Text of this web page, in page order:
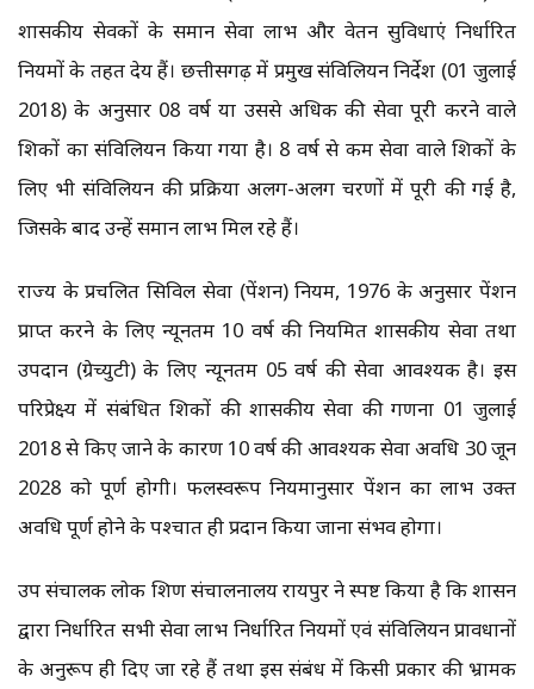
शासकीय सेवकों के समान सेवा लाभ और वेतन सुविधाएं निर्धारित
नियमों के तहत देय हैं। छत्तीसगढ़ में प्रमुख संविलियन निर्देश (01 जुलाई
2018) के अनुसार 08 वर्ष या उससे अधिक की सेवा पूरी करने वाले
शिक्षकों का संविलियन किया गया है। 8 वर्ष से कम सेवा वाले शिक्षकों के
लिए भी संविलियन की प्रक्रिया अलग-अलग चरणों में पूरी की गई है,
जिसके बाद उन्हें समान लाभ मिल रहे हैं।
राज्य के प्रचलित सिविल सेवा (पेंशन) नियम, 1976 के अनुसार पेंशन
प्राप्त करने के लिए न्यूनतम 10 वर्ष की नियमित शासकीय सेवा तथा
उपदान (ग्रेच्युटी) के लिए न्यूनतम 05 वर्ष की सेवा आवश्यक है। इस
परिप्रेक्ष्य में संबंधित शिक्षकों की शासकीय सेवा की गणना 01 जुलाई
2018 से किए जाने के कारण 10 वर्ष की आवश्यक सेवा अवधि 30 जून
2028 को पूर्ण होगी। फलस्वरूप नियमानुसार पेंशन का लाभ उक्त
अवधि पूर्ण होने के पश्चात ही प्रदान किया जाना संभव होगा।
उप संचालक लोक शिक्षण संचालनालय रायपुर ने स्पष्ट किया है कि शासन
द्वारा निर्धारित सभी सेवा लाभ निर्धारित नियमों एवं संविलियन प्रावधानों
के अनुरूप ही दिए जा रहे हैं तथा इस संबंध में किसी प्रकार की भ्रामक